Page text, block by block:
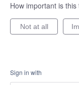
How important is this
Not at all
Sign in with